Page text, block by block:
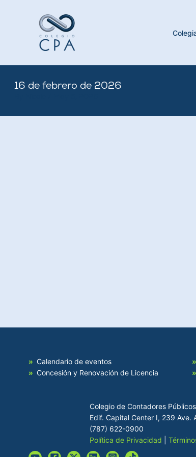
16 de febrero de 2026
Calendario de eventos
Concesión y Renovación de Licencia
Colegio de Contadores
Edif. Capital Center I, 239 Ave.
(787) 622-0900
Política de Privacidad